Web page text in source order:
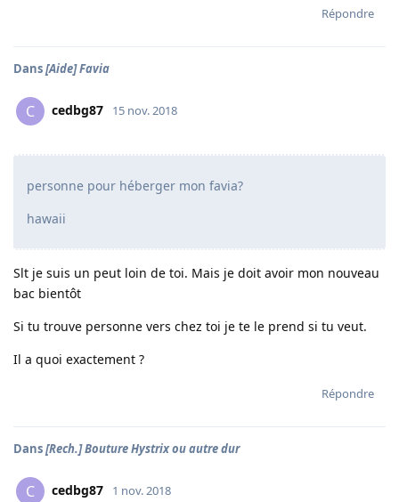
Répondre
Dans[Aide] Favia
C cedbg87 15 nov. 2018
personne pour héberger mon favia?
hawaii
Slt je suis un peut loin de toi. Mais je doit avoir mon nouveau
bac bientôt
Si tu trouve personne vers chez toi je te le prend si tu veut.
Il a quoi exactement ?
Répondre
Dans[Rech.] Bouture Hystrix ou autre dur
C cedbg87 1 nov. 2018